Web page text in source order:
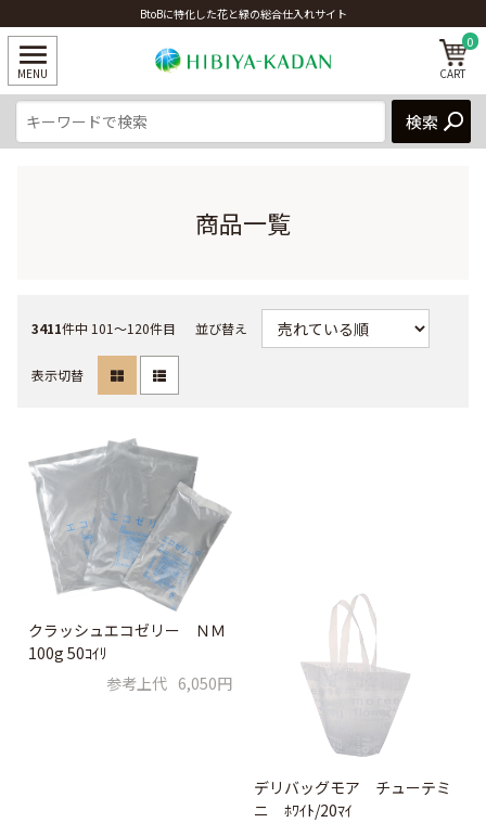
0
BtoBに特化した花と緑の総合仕入れサイト
商品一覧
3411件中 101〜120件目 並び替え
表示切替
クラッシュエコゼリー ＮＭ
100g 50ｺｲﾘ
参考上代 6,050円
デリバッグモア チューテミ
ニ ﾎﾜｲﾄ/20ﾏｲ